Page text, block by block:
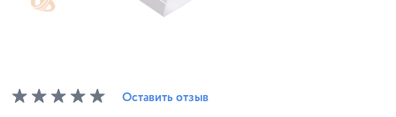
Оставить отзыв